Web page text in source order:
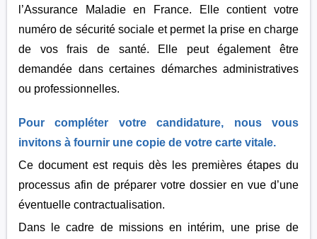
l’Assurance Maladie en France. Elle contient votre
numéro de sécurité sociale et permet la prise en charge
de vos frais de santé. Elle peut également être
demandée dans certaines démarches administratives
ou professionnelles.
Pour compléter votre candidature, nous vous
invitons à fournir une copie de votre carte vitale.
Ce document est requis dès les premières étapes du
processus afin de préparer votre dossier en vue d’une
éventuelle contractualisation.
Dans le cadre de missions en intérim, une prise de